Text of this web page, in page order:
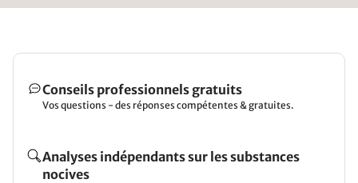
Conseils professionnels gratuits
Vos questions - des réponses compétentes & gratuites.
Analyses indépendants sur les substances
nocives